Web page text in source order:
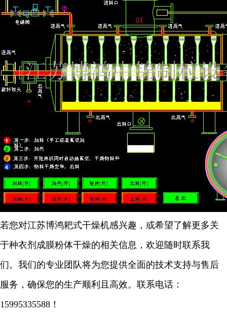
若您对江苏博鸿耙式干燥机感兴趣，或希望了解更多关
于种衣剂成膜粉体干燥的相关信息，欢迎随时联系我
们。我们的专业团队将为您提供全面的技术支持与售后
服务，确保您的生产顺利且高效。联系电话：
15995335588！